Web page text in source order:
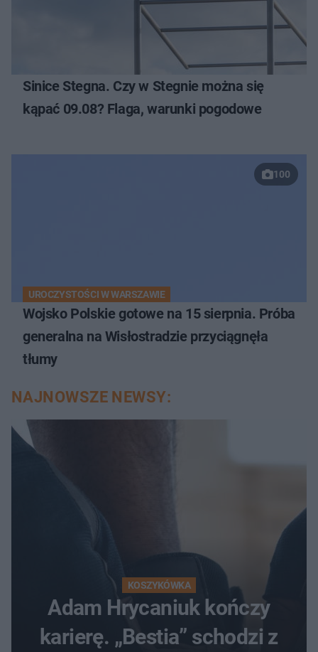
Sinice Stegna. Czy w Stegnie można się
kąpać 09.08? Flaga, warunki pogodowe
100
UROCZYSTOŚCI W WARSZAWIE
Wojsko Polskie gotowe na 15 sierpnia. Próba
generalna na Wisłostradzie przyciągnęła
tłumy
NAJNOWSZE NEWSY:
KOSZYKÓWKA
Adam Hrycaniuk kończy
karierę. „Bestia” schodzi z